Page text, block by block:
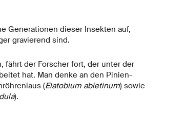
Generationen dieser Insekten auf,
gravierend sind.
der Forscher fort, der unter der
hat. Man denke an den Pinien-
(Elatobium abietinum) sowie
).